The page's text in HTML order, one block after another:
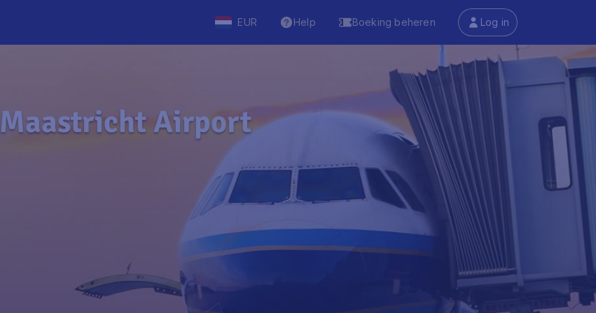
EUR Help Boeking beheren Log in
Maastricht Airport